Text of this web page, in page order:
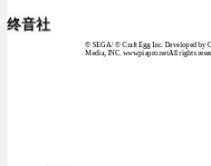
终音社
© SEGA / © Craft Egg Inc. Developed by
Media, INC. www.piapro.netAll rights